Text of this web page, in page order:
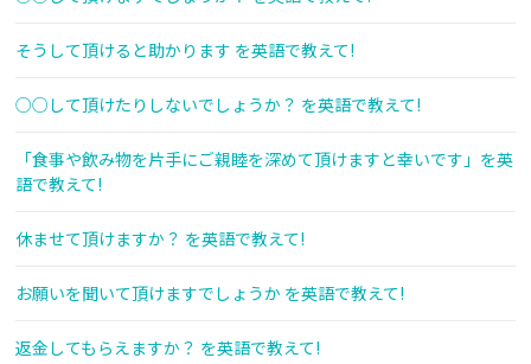
そうして頂けると助かります を英語で教えて!
○○して頂けたりしないでしょうか？ を英語で教えて!
「食事や飲み物を片手にご親睦を深めて頂けますと幸いです」を英
語で教えて!
休ませて頂けますか？ を英語で教えて!
お願いを聞いて頂けますでしょうか を英語で教えて!
返金してもらえますか？ を英語で教えて!